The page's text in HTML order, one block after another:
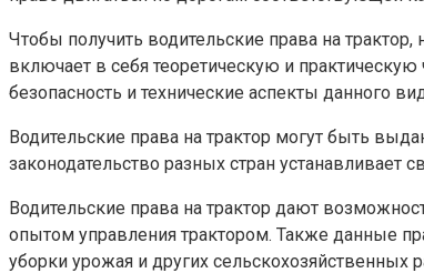
Чтобы получить водительские права на
включает в себя теоретическую и
безопасность и технические аспекты данного
Водительские права на трактор могут быть
законодательство разных стран
Водительские права на трактор дают
опытом управления трактором. Также данные
уборки урожая и других сельскохозяйственных